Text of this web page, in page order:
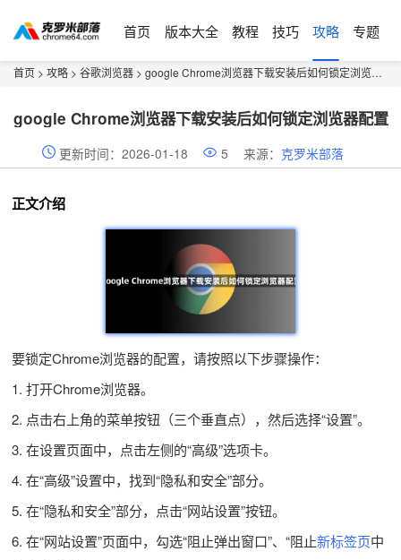
首页 版本大全 教程 技巧 攻略 专题
首页 > 攻略 > 谷歌浏览器 > google Chrome浏览器下载安装后如何锁定浏览器配置
google Chrome浏览器下载安装后如何锁定浏览器配置
更新时间：2026-01-18 5 来源： 克罗米部落
正文介绍
要锁定Chrome浏览器的配置，请按照以下步骤操作：
1. 打开Chrome浏览器。
2. 点击右上角的菜单按钮（三个垂直点），然后选择“设置”。
3. 在设置页面中，点击左侧的“高级”选项卡。
4. 在“高级”设置中，找到“隐私和安全”部分。
5. 在“隐私和安全”部分，点击“网站设置”按钮。
6. 在“网站设置”页面中，勾选“阻止弹出窗口”、“阻止新标签页中